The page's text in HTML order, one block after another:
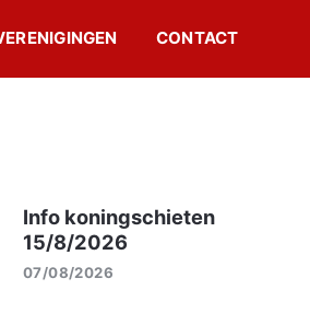
CONTACT
Info koningschieten
15/8/2026
07/08/2026